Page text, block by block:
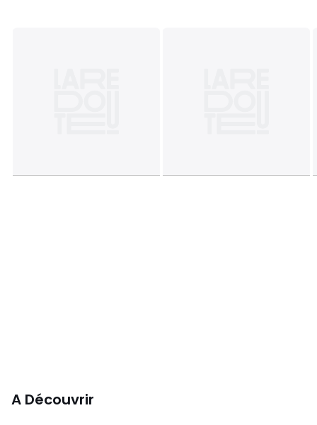
A Découvrir